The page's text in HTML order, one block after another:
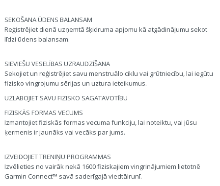
SEKOŠANA ŪDENS BALANSAM
Reģistrējiet dienā uzņemtā šķidruma apjomu kā atgādinājumu sekot
līdzi ūdens balansam.
SIEVIEŠU VESELĪBAS UZRAUDZĪŠANA
Sekojiet un reģistrējiet savu menstruālo ciklu vai grūtniecību, lai iegūtu
fizisko vingrojumu sērijas un uztura ieteikumus.
UZLABOJIET SAVU FIZISKO SAGATAVOTĪBU
FIZISKĀS FORMAS VECUMS
Izmantojiet fiziskās formas vecuma funkciju, lai noteiktu, vai jūsu
ķermenis ir jaunāks vai vecāks par jums.
IZVEIDOJIET TRENIŅU PROGRAMMAS
Izvēlieties no vairāk nekā 1600 fiziskajiem vingrinājumiem lietotnē
Garmin Connect™ savā saderīgajā viedtālrunī.